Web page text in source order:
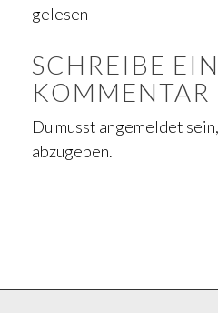
gelesen
SCHREIBE
KOMMENTAR
Du musst angemeldet
abzugeben.